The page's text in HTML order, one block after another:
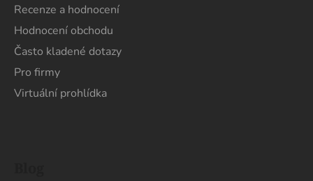
Recenze a hodnocení
Hodnocení obchodu
Často kladené dotazy
Pro firmy
Virtuální prohlídka